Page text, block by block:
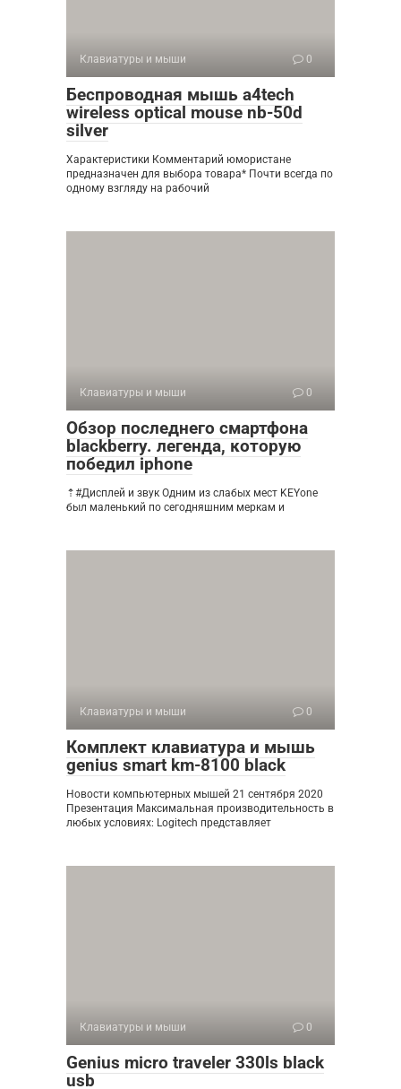
Клавиатуры и мыши 0
Беспроводная мышь a4tech
wireless optical mouse nb-50d
silver
Характеристики Комментарий юмористане
предназначен для выбора товара* Почти всегда по
одному взгляду на рабочий
Клавиатуры и мыши 0
Обзор последнего смартфона
blackberry. легенда, которую
победил iphone
⇡#Дисплей и звук Одним из слабых мест KEYone
был маленький по сегодняшним меркам и
Клавиатуры и мыши 0
Комплект клавиатура и мышь
genius smart km-8100 black
Новости компьютерных мышей 21 сентября 2020
Презентация Максимальная производительность в
любых условиях: Logitech представляет
Клавиатуры и мыши 0
Genius micro traveler 330ls black
usb